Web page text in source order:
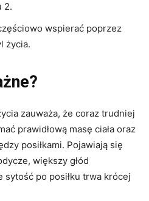
2.
wspierać poprzez
życia.
zauważa, że coraz trudniej
prawidłową masę ciała oraz
posiłkami. Pojawiają się
większy głód
po posiłku trwa krócej